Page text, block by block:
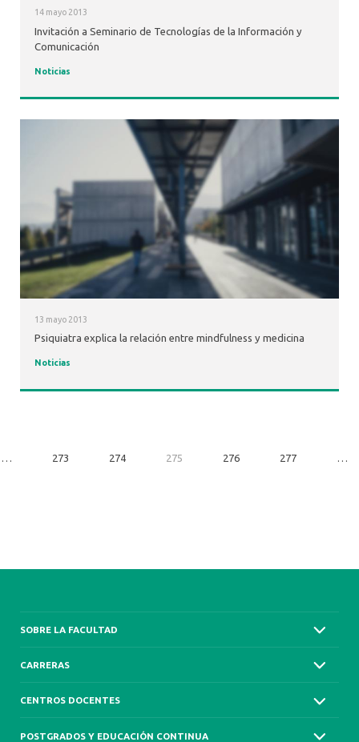
14 mayo 2013
Invitación a Seminario de Tecnologías de la Información y
Comunicación
Noticias
13 mayo 2013
Psiquiatra explica la relación entre mindfulness y medicina
Noticias
… 273 274 275 276 277 …
SOBRE LA FACULTAD
CARRERAS
CENTROS DOCENTES
POSTGRADOS Y EDUCACIÓN CONTINUA